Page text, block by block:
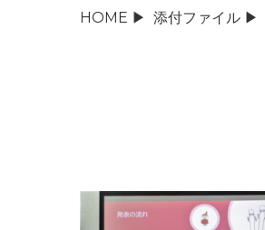
HOME ▶ 添付ファイル ▶